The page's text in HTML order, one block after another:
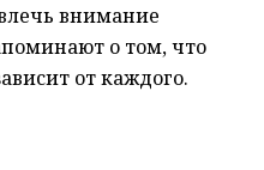
внимание
о том, что
от каждого.